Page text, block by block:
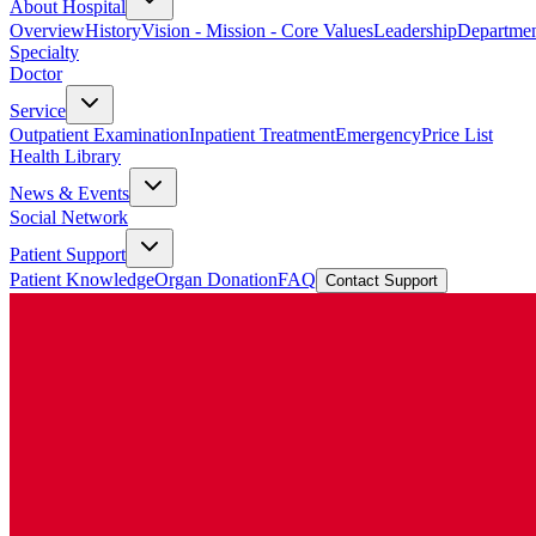
About Hospital
OverviewHistoryVision - Mission - Core ValuesLeadership
Specialty
Doctor
Service
Outpatient ExaminationInpatient TreatmentEmergencyPrice List
Health Library
News & Events
Social Network
Patient Support
Patient KnowledgeOrgan DonationFAQ Contact Support